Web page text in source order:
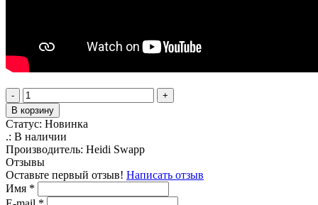
-
+
В корзину
Статус: Новинка
.: В наличии
Производитель: Heidi Swapp
Отзывы
Оставьте первый отзыв! Написать отзыв
Имя *